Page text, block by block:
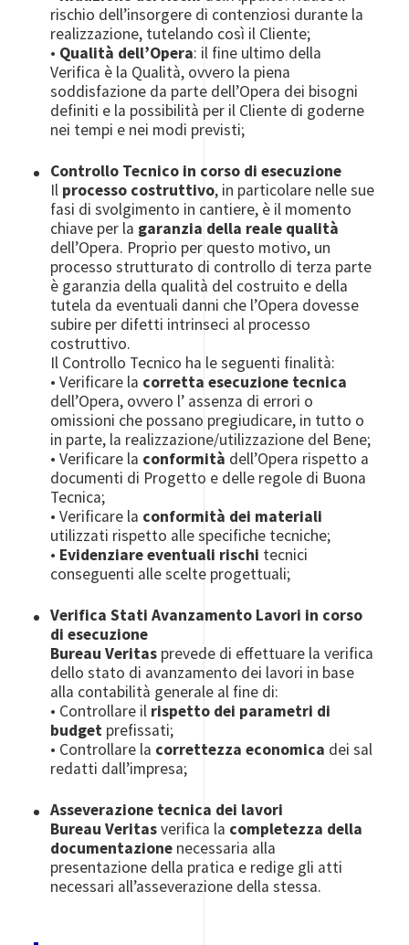
rischio dell’insorgere di contenziosi durante la
realizzazione, tutelando così il Cliente;
• Qualità dell’Opera: il fine ultimo della
Verifica è la Qualità, ovvero la piena
soddisfazione da parte dell’Opera dei bisogni
definiti e la possibilità per il Cliente di goderne
nei tempi e nei modi previsti;
Controllo Tecnico in corso di esecuzione
Il processo costruttivo, in particolare nelle sue
fasi di svolgimento in cantiere, è il momento
chiave per la garanzia della reale qualità
dell’Opera. Proprio per questo motivo, un
processo strutturato di controllo di terza parte
è garanzia della qualità del costruito e della
tutela da eventuali danni che l’Opera dovesse
subire per difetti intrinseci al processo
costruttivo.
Il Controllo Tecnico ha le seguenti finalità:
•Verificare la corretta esecuzione tecnica
dell’Opera, ovvero l’ assenza di errori o
omissioni che possano pregiudicare, in tutto o
in parte, la realizzazione/utilizzazione del Bene;
•Verificare la conformità dell’Opera rispetto a
documenti di Progetto e delle regole di Buona
Tecnica;
•Verificare la conformità dei materiali
utilizzati rispetto alle specifiche tecniche;
• Evidenziare eventuali rischi tecnici
conseguenti alle scelte progettuali;
Verifica Stati Avanzamento Lavori in corso
di esecuzione
Bureau Veritas prevede di effettuare la verifica
dello stato di avanzamento dei lavori in base
alla contabilità generale al fine di:
• Controllare il rispetto dei parametri di
budget prefissati;
• Controllare la correttezza economica dei sal
redatti dall’impresa;
Asseverazione tecnica dei lavori
Bureau Veritasverifica la completezza della
documentazione necessaria alla
presentazione della pratica e redige gli atti
necessari all’asseverazione della stessa.